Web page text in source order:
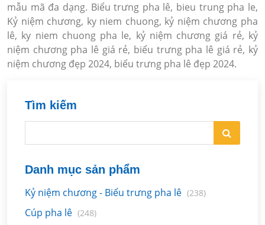
mẫu mã đa dạng. Biểu trưng pha lê, bieu trung pha le,
Kỷ niệm chương, ky niem chuong, kỷ niệm chương pha
lê, ky niem chuong pha le, kỷ niệm chương giá rẻ, kỷ
niệm chương pha lê giá rẻ, biểu trưng pha lê giá rẻ, kỷ
niệm chương đẹp 2024, biểu trưng pha lê đẹp 2024.
Tìm kiếm
Danh mục sản phẩm
Kỷ niệm chương - Biểu trưng pha lê (238)
Cúp pha lê (248)